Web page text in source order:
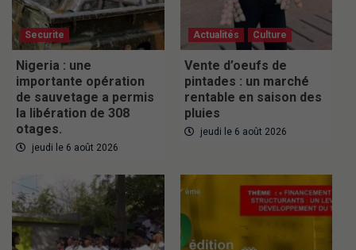
Securite
Nigeria : une
importante opération
de sauvetage a permis
la libération de 308
otages.
jeudi le 6 août 2026
Actualités Culture
Vente d’oeufs de
pintades : un marché
rentable en saison des
pluies
jeudi le 6 août 2026